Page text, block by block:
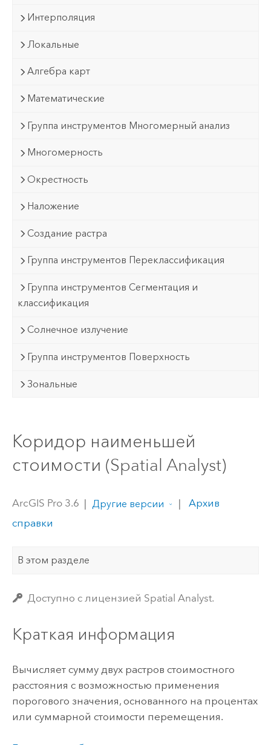
Интерполяция
Локальные
Алгебра карт
Математические
Группа инструментов Многомерный анализ
Многомерность
Окрестность
Наложение
Создание растра
Группа инструментов Переклассификация
Группа инструментов Сегментация и
классификация
Солнечное излучение
Группа инструментов Поверхность
Зональные
Коридор наименьшей
стоимости (Spatial Analyst)
ArcGIS Pro 3.6 | Другие версии |
Архив
справки
В этом разделе
Доступно с лицензией Spatial Analyst.
Краткая информация
Вычисляет сумму двух растров стоимостного
расстояния с возможностью применения
порогового значения, основанного на процентах
или суммарной стоимости перемещения.